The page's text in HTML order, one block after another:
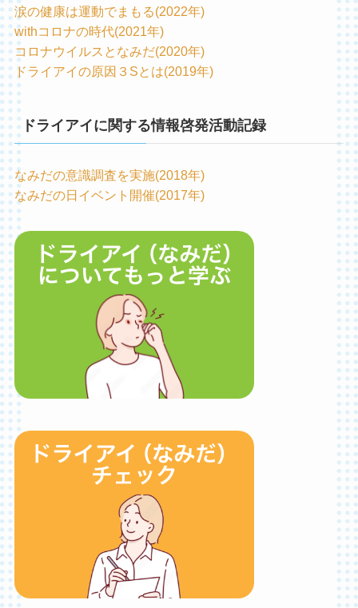
涙の健康は運動でまもる(2022年)
withコロナの時代(2021年)
コロナウイルスとなみだ(2020年)
ドライアイの原因３Sとは(2019年)
ドライアイに関する情報啓発活動記録
なみだの意識調査を実施(2018年)
なみだの日イベント開催(2017年)